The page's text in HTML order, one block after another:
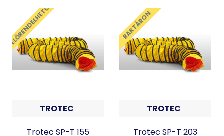
ELŐRENDELHETŐ
TROTEC
Trotec SP-T 155
RAKTÁRON
TROTEC
Trotec SP-T 203